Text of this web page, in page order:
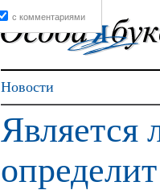
Новости
Является
с комментариями